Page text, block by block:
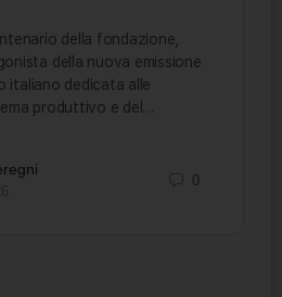
della fondazione,
della nuova emissione
italiano dedicata alle
produttivo e del…
0